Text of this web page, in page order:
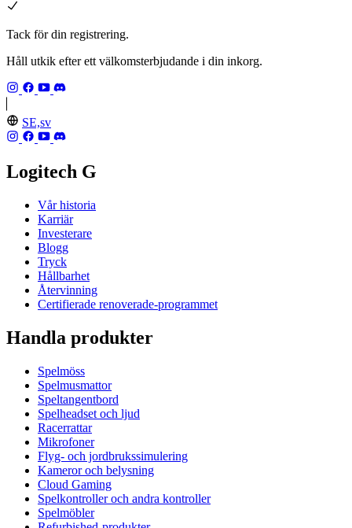
Tack för din registrering.
Håll utkik efter ett välkomsterbjudande i din inkorg.
SE,sv
Logitech G
Vår historia
Karriär
Investerare
Blogg
Tryck
Hållbarhet
Återvinning
Certifierade renoverade-programmet
Handla produkter
Spelmöss
Spelmusmattor
Speltangentbord
Spelheadset och ljud
Racerrattar
Mikrofoner
Flyg- och jordbrukssimulering
Kameror och belysning
Cloud Gaming
Spelkontroller och andra kontroller
Spelmöbler